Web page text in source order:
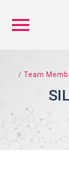
content
/ Team